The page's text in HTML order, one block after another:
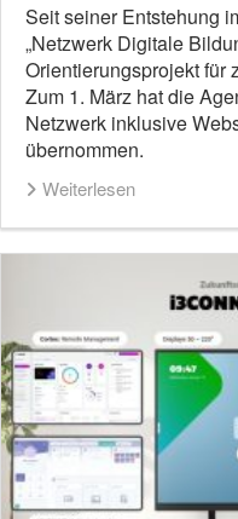
Seit seiner Entstehung
„Netzwerk Digitale
Orientierungsprojekt für
Zum 1. März hat die
Netzwerk inklusive
übernommen.
Weiterlesen